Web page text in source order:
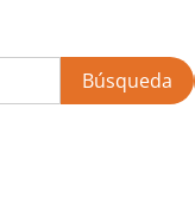
Búsqueda